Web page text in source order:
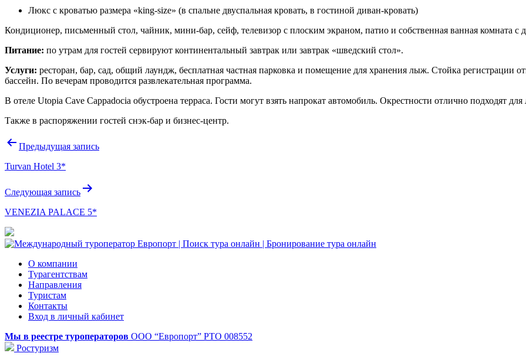
Люкс с кроватью размера «king-size» (в спальне двуспальная кровать, в гостиной диван-кровать)
Кондиционер, письменный стол, чайник, мини-бар, сейф, телевизор с плоским экраном, патио и собственная ванная комната с
Питание: по утрам для гостей сервируют континентальный завтрак или завтрак «шведский стол».
Услуги: ресторан, бар, сад, общий лаундж, бесплатная частная парковка и помещение для хранения лыж. Стойка регистрации
бассейн. По вечерам проводится развлекательная программа.
В отеле Utopia Cave Cappadocia обустроена терраса. Гости могут взять напрокат автомобиль. Окрестности отлично подходят
Также в распоряжении гостей снэк-бар и бизнес-центр.
Навигация
записям
Предыдущая запись
Turvan Hotel 3*
Следующая запись
VENEZIA PALACE 5*
О компании
Турагентствам
Направления
Туристам
Контакты
Вход в личный кабинет
Мы в реестре туроператоров ООО “Европорт” РТО 008552
Ростуризм